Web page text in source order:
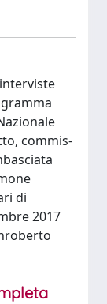
commis-
di
2017